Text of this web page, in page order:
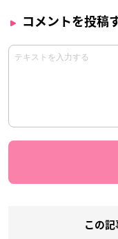
コメントを投稿
この記